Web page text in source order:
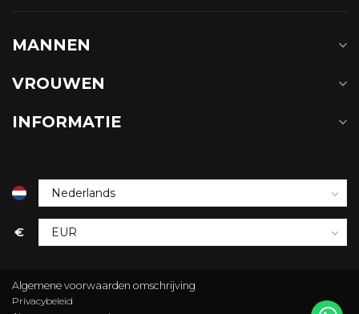
MANNEN
VROUWEN
INFORMATIE
€
Algemene voorwaarden omschrijving
Privacybeleid